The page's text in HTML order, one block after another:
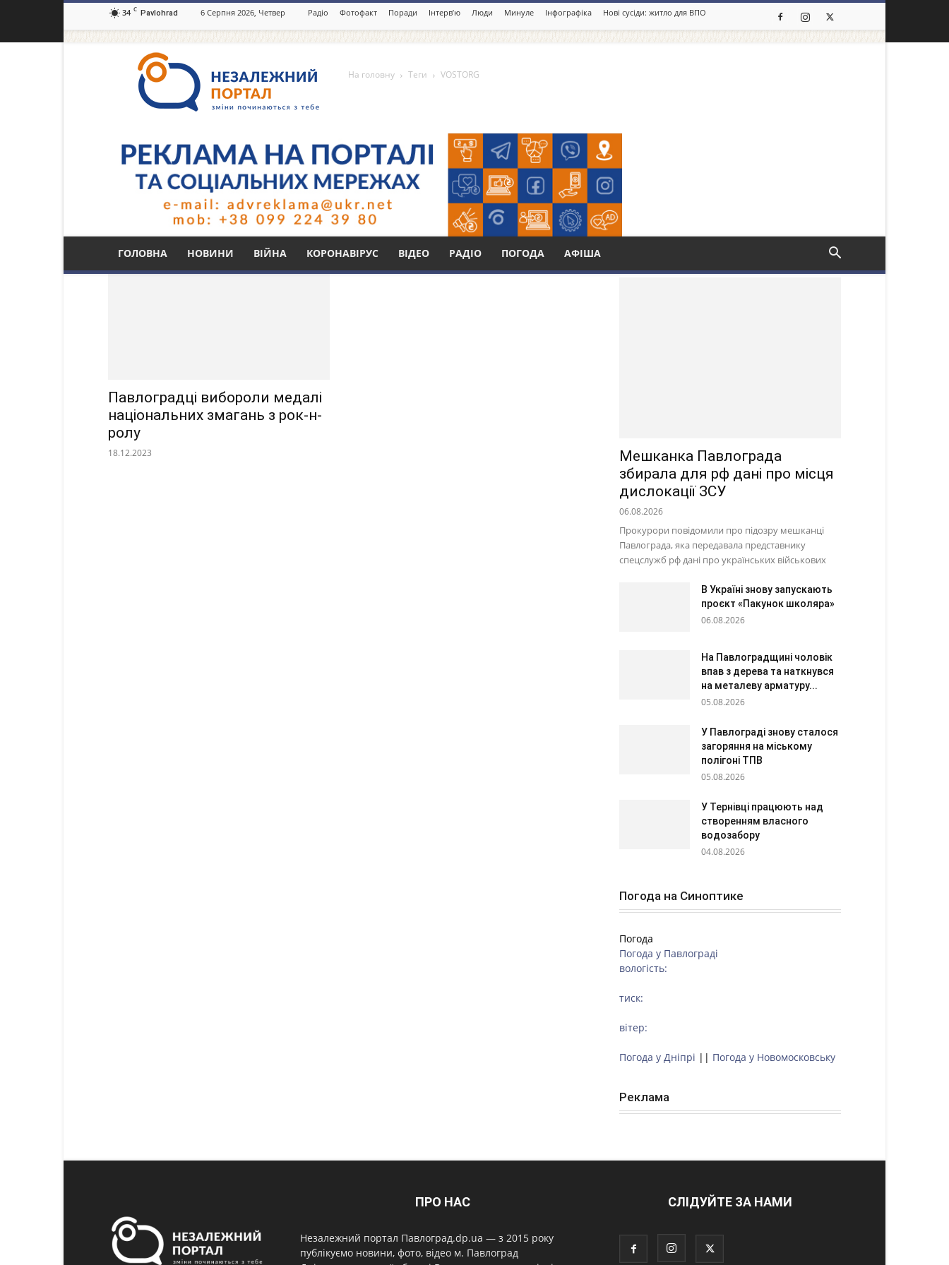
34 C Pavlohrad 6 Серпня 2026, Четвер Радіо Фотофакт Поради Інтерв’ю Люди Минуле Інфографіка Нові сусіди: житло для ВПО
портал
Павлоград.dp.ua
ГОЛОВНА НОВИНИ ВІЙНА КОРОНАВІРУС ВІДЕО РАДІО ПОГОДА АФІША
На головну Теги VOSTORG
Тег: VOSTORG
Павлоградці вибороли медалі
національних змагань з рок-н-
ролу
18.12.2023
Мешканка Павлограда
збирала для рф дані про місця
дислокації ЗСУ
06.08.2026
Прокурори повідомили про підозру мешканці
Павлограда, яка передавала представнику
спецслужб рф дані про українських військових
В Україні знову запускають
проєкт «Пакунок школяра»
06.08.2026
На Павлоградщині чоловік
впав з дерева та наткнувся
на металеву арматуру...
05.08.2026
У Павлограді знову сталося
загоряння на міському
полігоні ТПВ
05.08.2026
У Тернівці працюють над
створенням власного
водозабору
04.08.2026
Погода на Синоптике
Погода
Погода у Павлограді
вологість:
тиск:
вітер:
Погода у Дніпрі || Погода у Новомосковську
Реклама
ПРО НАС
Незалежний портал Павлоград.dp.ua — з 2015 року
публікуємо новини, фото, відео м. Павлоград
СЛІДУЙТЕ ЗА НАМИ